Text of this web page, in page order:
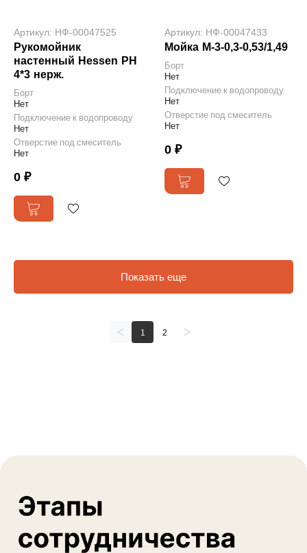
Артикул: НФ-00047525
Рукомойник
настенный Hessen РН
4*3 нерж.
Борт
Нет
Подключение к водопроводу
Нет
Отверстие под смеситель
Нет
0 ₽
Артикул: НФ-00047433
Мойка М-3-0,3-0,53/1,49
Борт
Нет
Подключение к водопроводу
Нет
Отверстие под смеситель
Нет
0 ₽
Показать еще
1 2